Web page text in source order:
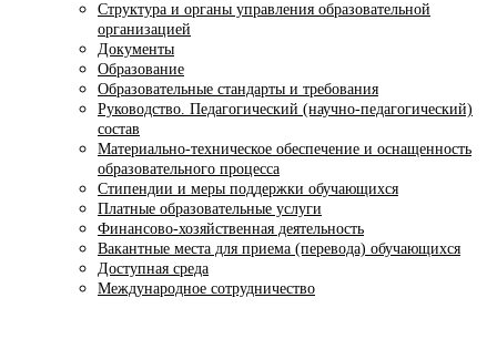
Структура и органы управления образовательной
организацией
Документы
Образование
Образовательные стандарты и требования
Руководство. Педагогический (научно-педагогический)
состав
Материально-техническое обеспечение и оснащенность
образовательного процесса
Стипендии и меры поддержки обучающихся
Платные образовательные услуги
Финансово-хозяйственная деятельность
Вакантные места для приема (перевода) обучающихся
Доступная среда
Международное сотрудничество